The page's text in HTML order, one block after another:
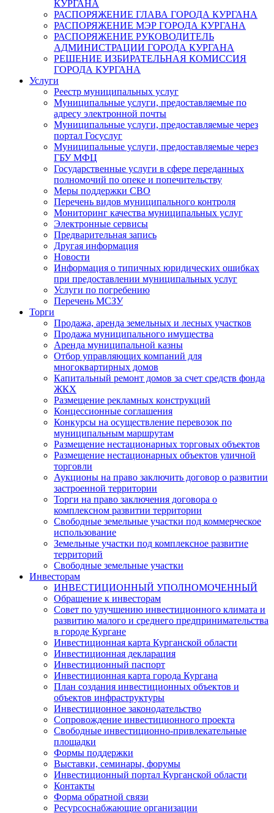
КУРГАНА
РАСПОРЯЖЕНИЕ ГЛАВА ГОРОДА КУРГАНА
РАСПОРЯЖЕНИЕ МЭР ГОРОДА КУРГАНА
РАСПОРЯЖЕНИЕ РУКОВОДИТЕЛЬ
АДМИНИСТРАЦИИ ГОРОДА КУРГАНА
РЕШЕНИЕ ИЗБИРАТЕЛЬНАЯ КОМИССИЯ
ГОРОДА КУРГАНА
Услуги
Реестр муниципальных услуг
Муниципальные услуги, предоставляемые по
адресу электронной почты
Муниципальные услуги, предоставляемые через
портал Госуслуг
Муниципальные услуги, предоставляемые через
ГБУ МФЦ
Государственные услуги в сфере переданных
полномочий по опеке и попечительству
Меры поддержки СВО
Перечень видов муниципального контроля
Мониторинг качества муниципальных услуг
Электронные сервисы
Предварительная запись
Другая информация
Новости
Информация о типичных юридических ошибках
при предоставлении муниципальных услуг
Услуги по погребению
Перечень МСЗУ
Торги
Продажа, аренда земельных и лесных участков
Продажа муниципального имущества
Аренда муниципальной казны
Отбор управляющих компаний для
многоквартирных домов
Капитальный ремонт домов за счет средств фонда
ЖКХ
Размещение рекламных конструкций
Концессионные соглашения
Конкурсы на осуществление перевозок по
муниципальным маршрутам
Размещение нестационарных торговых объектов
Размещение нестационарных объектов уличной
торговли
Аукционы на право заключить договор о развитии
застроенной территории
Торги на право заключения договора о
комплексном развитии территории
Свободные земельные участки под коммерческое
использование
Земельные участки под комплексное развитие
территорий
Свободные земельные участки
Инвесторам
ИНВЕСТИЦИОННЫЙ УПОЛНОМОЧЕННЫЙ
Обращение к инвесторам
Совет по улучшению инвестиционного климата и
развитию малого и среднего предпринимательства
в городе Кургане
Инвестиционная карта Курганской области
Инвестиционная декларация
Инвестиционный паспорт
Инвестиционная карта города Кургана
План создания инвестиционных объектов и
объектов инфраструктуры
Инвестиционное законодательство
Сопровождение инвестиционного проекта
Свободные инвестиционно-привлекательные
площадки
Формы поддержки
Выставки, семинары, форумы
Инвестиционный портал Курганской области
Контакты
Форма обратной связи
Ресурсоснабжающие организации